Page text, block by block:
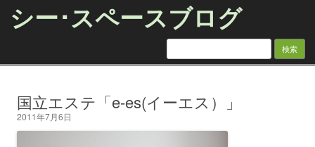
シー･スペースブログ
検索:
国立エステ「e-es(イーエス）」
2011年7月6日